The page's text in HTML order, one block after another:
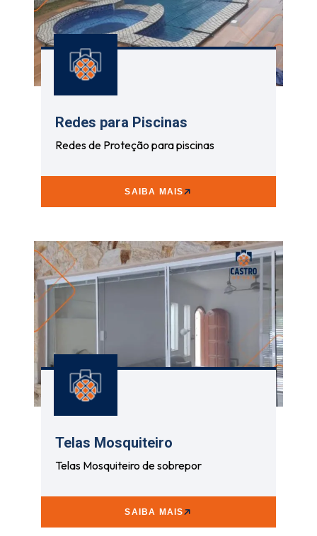
Redes para Piscinas
Redes de Proteção para piscinas
SAIBA MAIS
Telas Mosquiteiro
Telas Mosquiteiro de sobrepor
SAIBA MAIS